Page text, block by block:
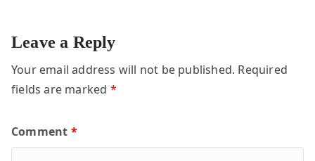
Leave a Reply
Your email address will not be published. Required
fields are marked *
Comment *